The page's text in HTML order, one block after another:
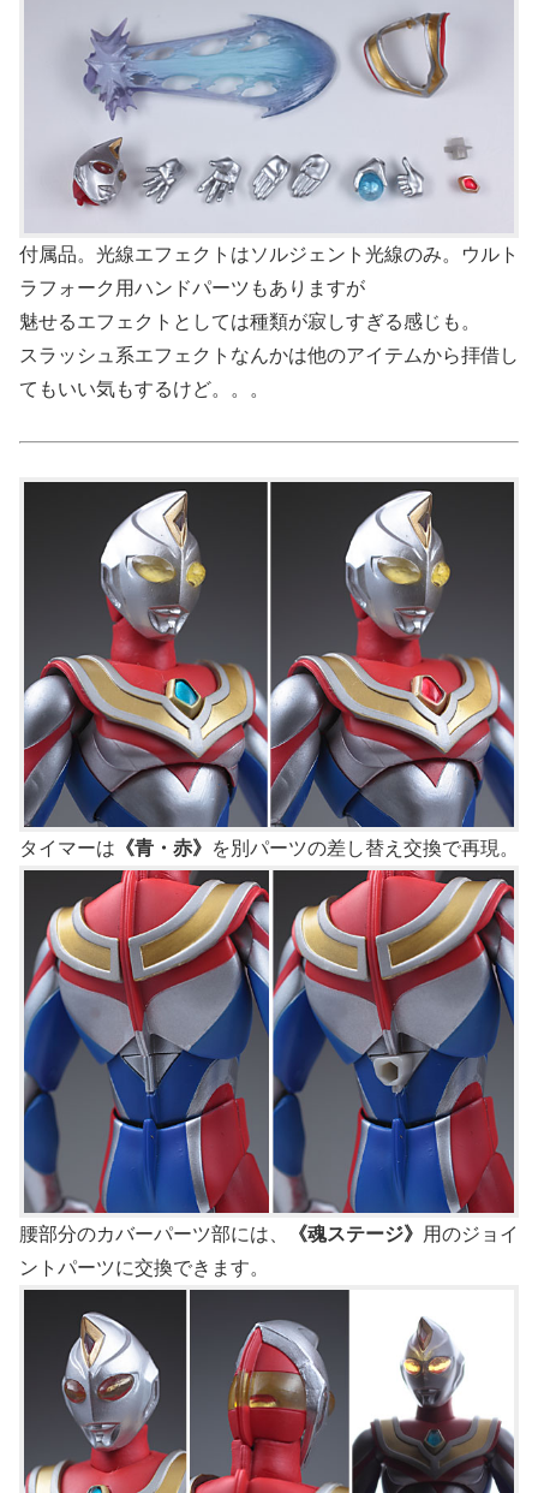
付属品。光線エフェクトはソルジェント光線のみ。ウルト
ラフォーク用ハンドパーツもありますが
魅せるエフェクトとしては種類が寂しすぎる感じも。
スラッシュ系エフェクトなんかは他のアイテムから拝借し
てもいい気もするけど。。。
タイマーは 《青・赤》 を別パーツの差し替え交換で再現。
腰部分のカバーパーツ部には、 《魂ステージ》 用のジョイ
ントパーツに交換できます。